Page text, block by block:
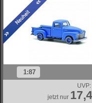
1:87
UVP:
jetzt nur